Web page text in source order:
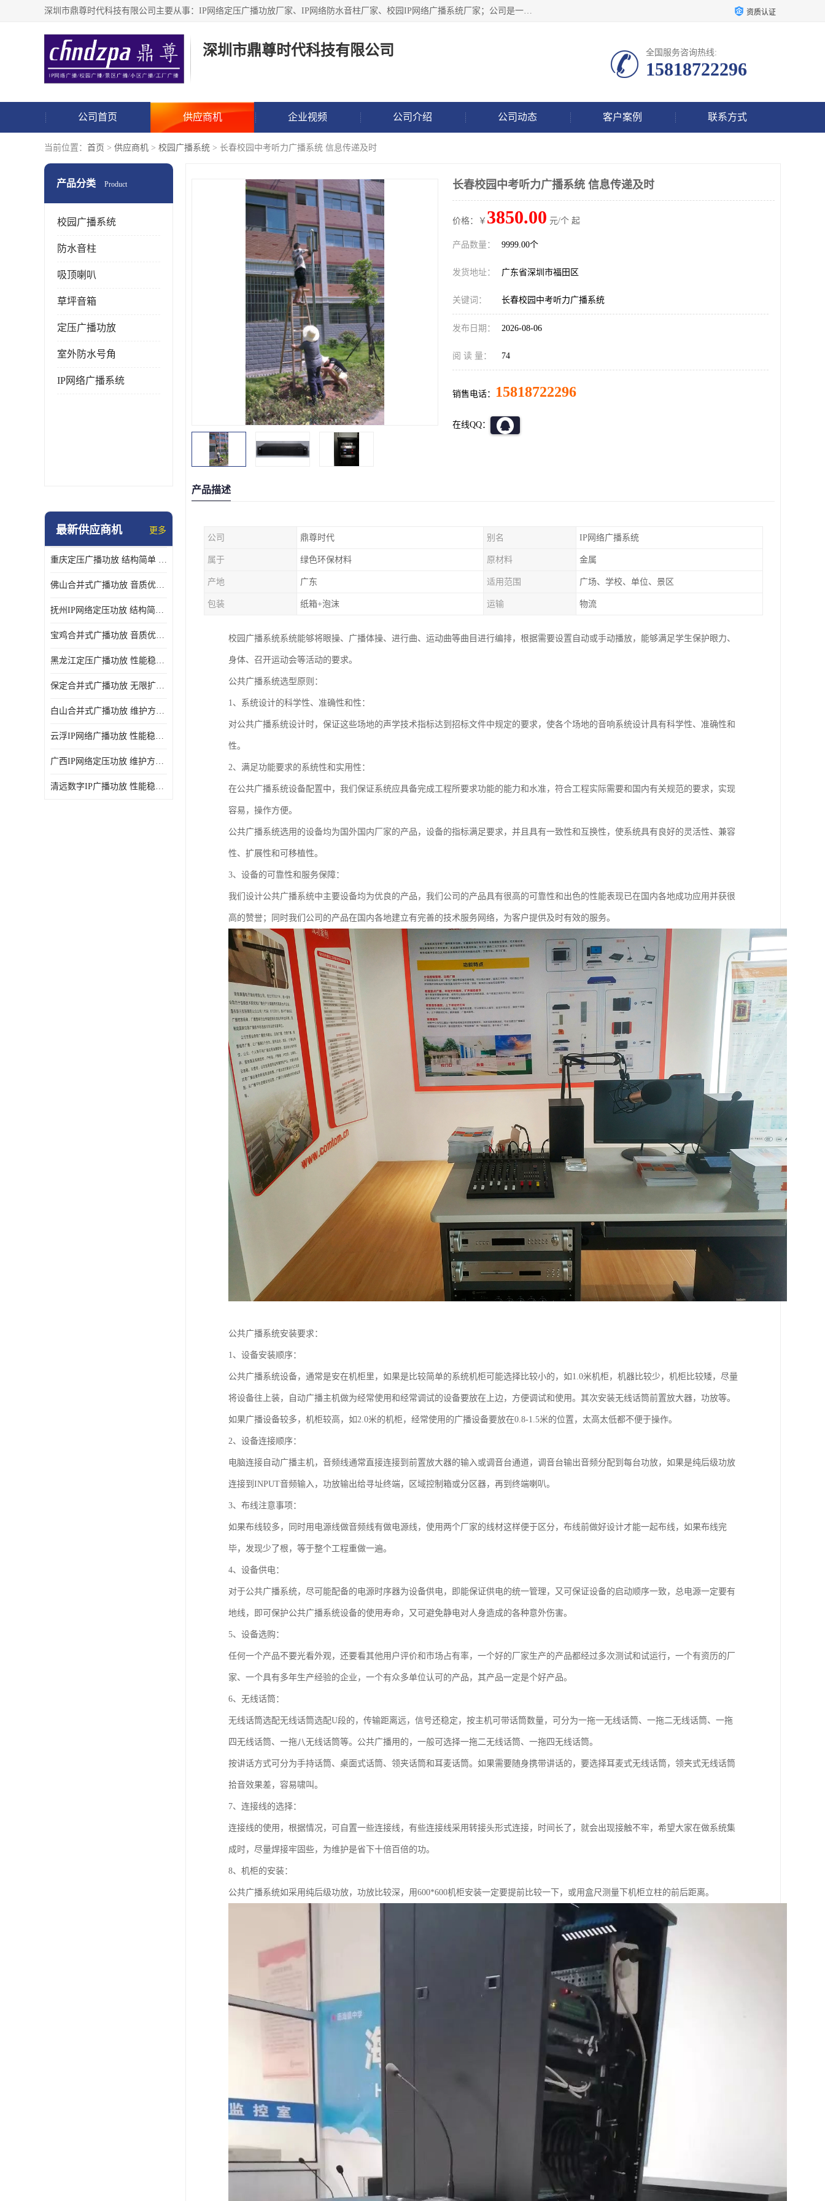
深圳市鼎尊时代科技有限公司主要从事：IP网络定压广播功放厂家、IP网络防水音柱厂家、校园IP网络广播系统厂家；公司是一家集研发、生产、销售公共广播器材于一体的现代电子科技企业。公司成立多年来，本着“自主研发技术、开拓稳定的产品”的宗旨，集多年的行业经验，引航广播行业的迅猛发展，使产品能够适应时代技术发展的需要。 资质认证
深圳市鼎尊时代科技有限公司 全国服务咨询热线:
15818722296
公司首页 供应商机 企业视频 公司介绍 公司动态 客户案例 联系方式
当前位置： 首页 > 供应商机 > 校园广播系统 > 长春校园中考听力广播系统 信息传递及时
产品分类 Product
校园广播系统
防水音柱
吸顶喇叭
草坪音箱
定压广播功放
室外防水号角
IP网络广播系统
最新供应商机 更多
重庆定压广播功放 结构简单 传输距离远
佛山合并式广播功放 音质优美清晰 输出电压大 电流小
抚州IP网络定压功放 结构简单 多应用于公共场合
宝鸡合并式广播功放 音质优美清晰 维护方便
黑龙江定压广播功放 性能稳定 无限扩容
保定合并式广播功放 无限扩容 设计结构简单
白山合并式广播功放 维护方便 多应用于公共场合
云浮IP网络广播功放 性能稳定 设计结构简单
广西IP网络定压功放 维护方便 多应用于公共场合
清远数字IP广播功放 性能稳定 传输距离远
长春校园中考听力广播系统 信息传递及时
价格：￥ 3850.00 元/个 起
产品数量： 9999.00个
发货地址： 广东省深圳市福田区
关键词： 长春校园中考听力广播系统
发布日期： 2026-08-06
阅 读 量： 74
销售电话： 15818722296
在线QQ：
产品描述
公司 鼎尊时代 别名 IP网络广播系统
属于 绿色环保材料 原材料 金属
产地 广东 适用范围 广场、学校、单位、景区
包装 纸箱+泡沫 运输 物流
校园广播系统系统能够将眼操、广播体操、进行曲、运动曲等曲目进行编排，根据需要设置自动或手动播放，能够满足学生保护眼力、
身体、召开运动会等活动的要求。
公共广播系统选型原则：
1、系统设计的科学性、准确性和性：
对公共广播系统设计时，保证这些场地的声学技术指标达到招标文件中规定的要求，使各个场地的音响系统设计具有科学性、准确性和
性。
2、满足功能要求的系统性和实用性：
在公共广播系统设备配置中，我们保证系统应具备完成工程所要求功能的能力和水准，符合工程实际需要和国内有关规范的要求，实现
容易，操作方便。
公共广播系统选用的设备均为国外国内厂家的产品，设备的指标满足要求，并且具有一致性和互换性，使系统具有良好的灵活性、兼容
性、扩展性和可移植性。
3、设备的可靠性和服务保障：
我们设计公共广播系统中主要设备均为优良的产品，我们公司的产品具有很高的可靠性和出色的性能表现已在国内各地成功应用并获很
高的赞誉；同时我们公司的产品在国内各地建立有完善的技术服务网络，为客户提供及时有效的服务。
公共广播系统安装要求：
1、设备安装顺序：
公共广播系统设备，通常是安在机柜里，如果是比较简单的系统机柜可能选择比较小的，如1.0米机柜，机器比较少，机柜比较矮，尽量
将设备往上装，自动广播主机做为经常使用和经常调试的设备要放在上边，方便调试和使用。其次安装无线话筒前置放大器，功放等。
如果广播设备较多，机柜较高，如2.0米的机柜，经常使用的广播设备要放在0.8-1.5米的位置，太高太低都不便于操作。
2、设备连接顺序：
电脑连接自动广播主机，音频线通常直接连接到前置放大器的输入或调音台通道，调音台输出音频分配到每台功放，如果是纯后级功放
连接到INPUT音频输入，功放输出给寻址终端，区域控制箱或分区器，再到终端喇叭。
3、布线注意事项：
如果布线较多，同时用电源线做音频线有做电源线，使用两个厂家的线材这样便于区分，布线前做好设计才能一起布线，如果布线完
毕，发现少了根，等于整个工程重做一遍。
4、设备供电：
对于公共广播系统，尽可能配备的电源时序器为设备供电，即能保证供电的统一管理，又可保证设备的启动顺序一致，总电源一定要有
地线，即可保护公共广播系统设备的使用寿命，又可避免静电对人身造成的各种意外伤害。
5、设备选购：
任何一个产品不要光看外观，还要看其他用户评价和市场占有率，一个好的厂家生产的产品都经过多次测试和试运行，一个有资历的厂
家、一个具有多年生产经验的企业，一个有众多单位认可的产品，其产品一定是个好产品。
6、无线话筒：
无线话筒选配无线话筒选配U段的，传输距离远，信号还稳定，按主机可带话筒数量，可分为一拖一无线话筒、一拖二无线话筒、一拖
四无线话筒、一拖八无线话筒等。公共广播用的，一般可选择一拖二无线话筒、一拖四无线话筒。
按讲话方式可分为手持话筒、桌面式话筒、领夹话筒和耳麦话筒。如果需要随身携带讲话的，要选择耳麦式无线话筒，领夹式无线话筒
拾音效果差，容易啸叫。
7、连接线的选择：
连接线的使用，根据情况，可自置一些连接线，有些连接线采用转接头形式连接，时间长了，就会出现接触不牢，希望大家在做系统集
成时，尽量焊接牢固些，为维护是省下十倍百倍的功。
8、机柜的安装：
公共广播系统如采用纯后级功放，功放比较深，用600*600机柜安装一定要提前比较一下，或用盒尺测量下机柜立柱的前后距离。